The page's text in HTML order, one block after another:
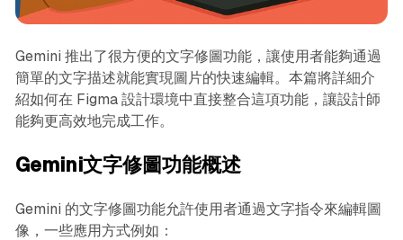
Gemini 推出了很方便的文字修圖功能，讓使用者能夠通過
簡單的文字描述就能實現圖片的快速編輯。本篇將詳細介
紹如何在 Figma 設計環境中直接整合這項功能，讓設計師
能夠更高效地完成工作。
Gemini文字修圖功能概述
Gemini 的文字修圖功能允許使用者通過文字指令來編輯圖
像，一些應用方式例如：